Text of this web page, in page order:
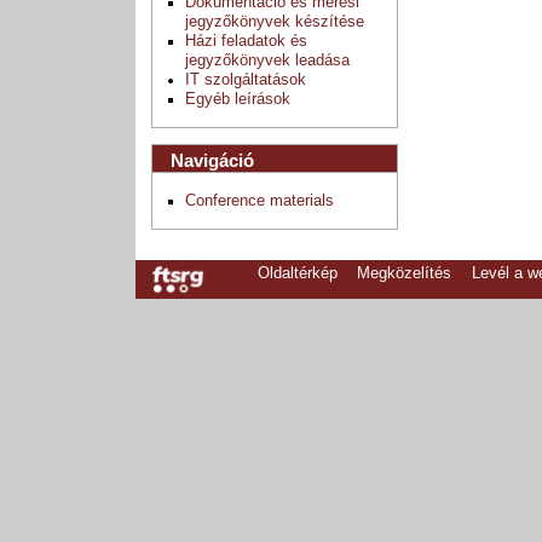
jegyzőkönyvek készítése
Házi feladatok és
jegyzőkönyvek leadása
IT szolgáltatások
Egyéb leírások
Navigáció
Conference materials
Oldaltérkép Megközelítés Levél a